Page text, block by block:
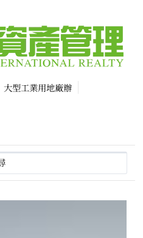
大型工業用地廠辦